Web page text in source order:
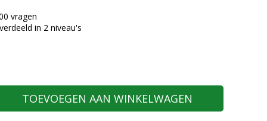
vragen
in 2 niveau's
TOEVOEGEN AAN WINKELWAGEN